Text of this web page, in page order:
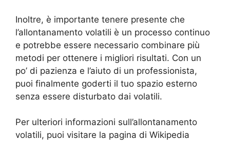
Inoltre, è importante tenere presente che
l’allontanamento volatili è un processo continuo
e potrebbe essere necessario combinare più
metodi per ottenere i migliori risultati. Con un
po’ di pazienza e l’aiuto di un professionista,
puoi finalmente goderti il tuo spazio esterno
senza essere disturbato dai volatili.
Per ulteriori informazioni sull’allontanamento
volatili, puoi visitare la pagina di Wikipedia